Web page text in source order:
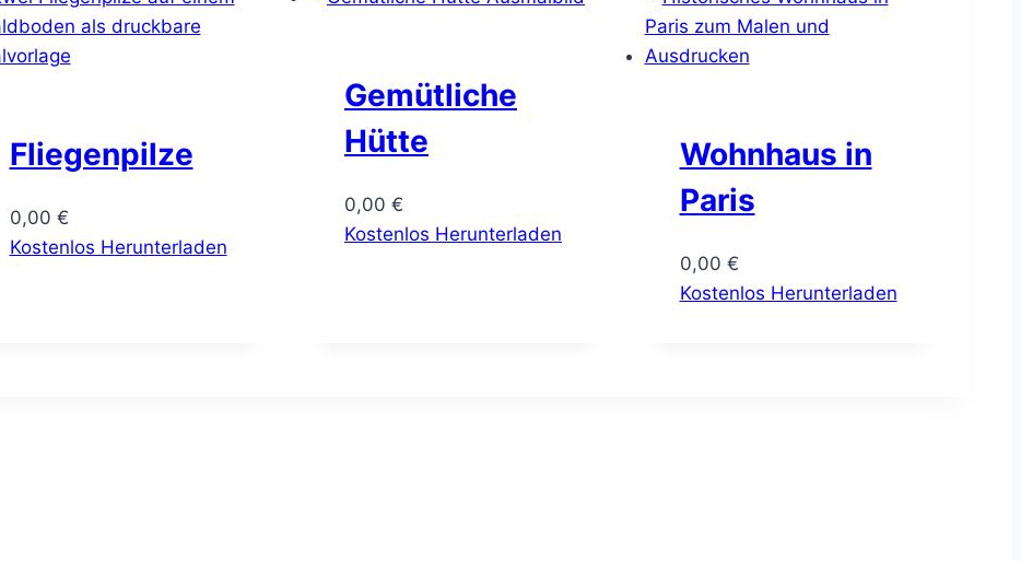
Fliegenpilze
0,00 €
Kostenlos Herunterladen
Gemütliche
Hütte
0,00 €
Kostenlos Herunterladen
Wohnhaus in
Paris
0,00 €
Kostenlos Herunterladen